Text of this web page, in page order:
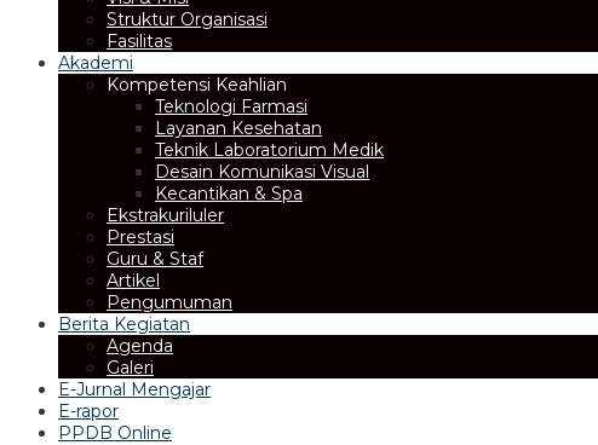
Struktur Organisasi
Fasilitas
Akademi
Kompetensi Keahlian
Teknologi Farmasi
Layanan Kesehatan
Teknik Laboratorium Medik
Desain Komunikasi Visual
Kecantikan & Spa
Ekstrakuriluler
Prestasi
Guru & Staf
Artikel
Pengumuman
Berita Kegiatan
Agenda
Galeri
E-Jurnal Mengajar
E-rapor
PPDB Online